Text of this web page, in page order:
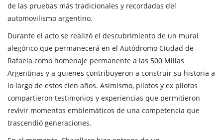
de las pruebas más tradicionales y recordadas del
automovilismo argentino.
Durante el acto se realizó el descubrimiento de un mural
alegórico que permanecerá en el Autódromo Ciudad de
Rafaela como homenaje permanente a las 500 Millas
Argentinas y a quienes contribuyeron a construir su historia a
lo largo de estos cien años. Asimismo, pilotos y ex pilotos
compartieron testimonios y experiencias que permitieron
revivir momentos emblemáticos de una competencia que
trascendió generaciones.